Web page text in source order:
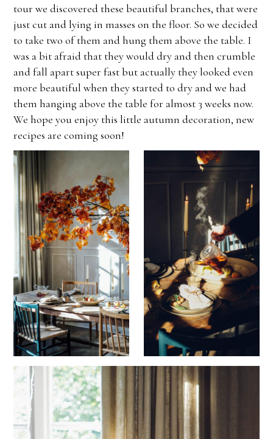
tour we discovered these beautiful branches, that were
just cut and lying in masses on the floor. So we decided
to take two of them and hung them above the table. I
was a bit afraid that they would dry and then crumble
and fall apart super fast but actually they looked even
more beautiful when they started to dry and we had
them hanging above the table for almost 3 weeks now.
We hope you enjoy this little autumn decoration, new
recipes are coming soon!